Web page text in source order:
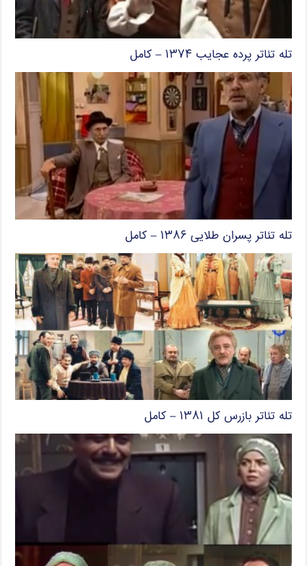
تله تئاتر پرده عجایب ۱۳۷۴ – کامل
تله تئاتر پسران طلایی ۱۳۸۶ – کامل
تله تئاتر بازرس کل ۱۳۸۱ – کامل